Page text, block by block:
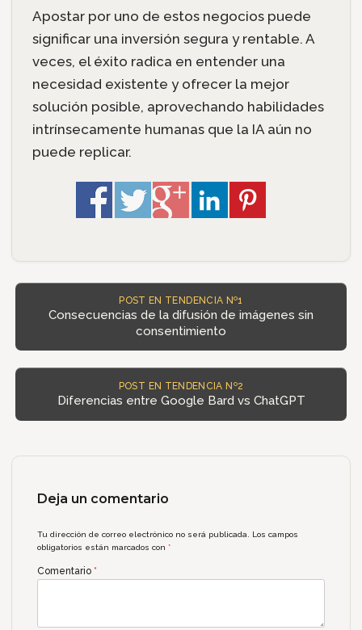
Apostar por uno de estos negocios puede
significar una inversión segura y rentable. A
veces, el éxito radica en entender una
necesidad existente y ofrecer la mejor
solución posible, aprovechando habilidades
intrínsecamente humanas que la IA aún no
puede replicar.
POST EN TENDENCIA Nº1
Consecuencias de la difusión de imágenes sin
consentimiento
POST EN TENDENCIA Nº2
Diferencias entre Google Bard vs ChatGPT
Deja un comentario
Tu dirección de correo electrónico no será publicada. Los campos
obligatorios están marcados con*
Comentario *